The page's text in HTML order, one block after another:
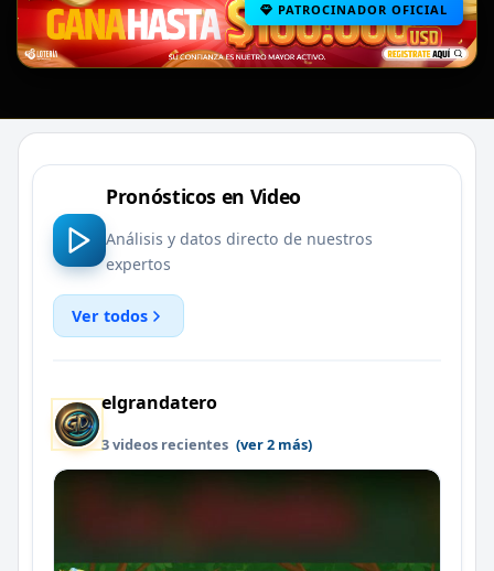
PATROCINADOR OFICIAL
Pronósticos en Video
Análisis y datos directo de nuestros
expertos
Ver todos
elgrandatero
3 videos recientes (ver 2 más)